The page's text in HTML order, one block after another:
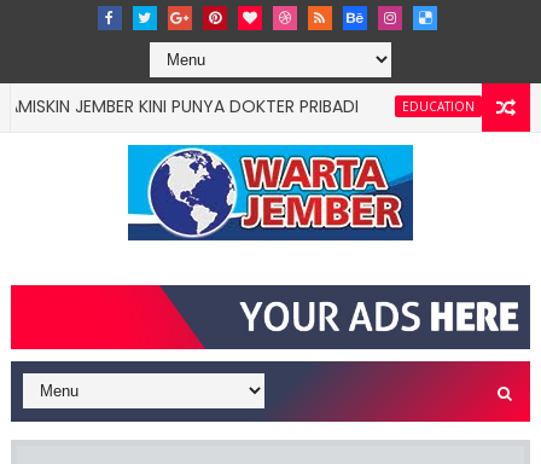
JEMBER KINI PUNYA DOKTER PRIBADI EDUCATION "BUNGA